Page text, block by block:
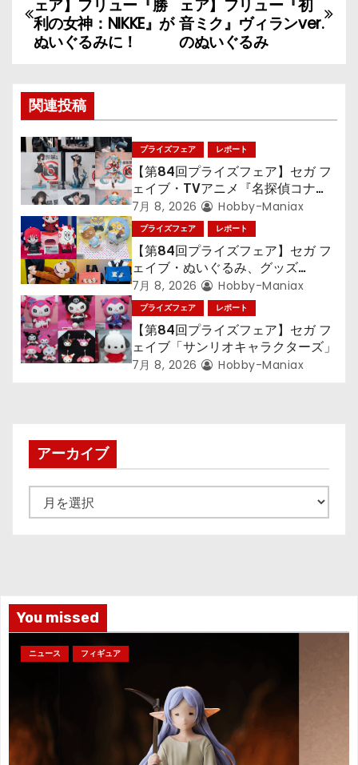
稿
ビ
ゲ
ー
シ
ョ
ン
ェア】フリュー『初
音ミク』ヴィランver.
のぬいぐるみ
ェア】フリュー『勝
利の女神：NIKKE』が
ぬいぐるみに！
関連投稿
プライズフェア レポート
【第84回プライズフェア】セガ フ
ェイブ・TVアニメ『名探偵コナ
ン』TVアニメ『呪術廻戦』『〈物
語〉シリーズ』「初音ミク」
7月 8, 2026 Hobby-Maniax
プライズフェア レポート
【第84回プライズフェア】セガ フ
ェイブ・ぬいぐるみ、グッズ
『LiSA』『ミニオン』『おさるの
ジョージ』『ポケットモンスター』
7月 8, 2026 Hobby-Maniax
プライズフェア レポート
【第84回プライズフェア】セガ フ
ェイブ「サンリオキャラクターズ」
7月 8, 2026 Hobby-Maniax
アーカイブ
ー
You missed
ニュース フィギュア